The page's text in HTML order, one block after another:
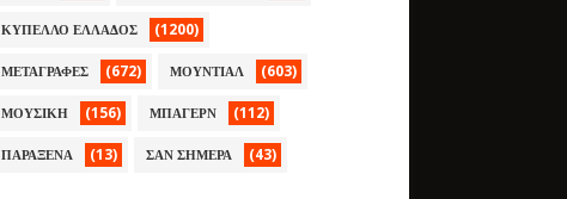
ΚΥΠΕΛΛΟ ΕΛΛΑΔΟΣ (1200)
ΜΕΤΑΓΡΑΦΕΣ (672) ΜΟΥΝΤΙΑΛ (603)
ΜΟΥΣΙΚΗ (156) ΜΠΑΓΕΡΝ (112)
ΠΑΡΑΞΕΝΑ (13) ΣΑΝ ΣΗΜΕΡΑ (43)